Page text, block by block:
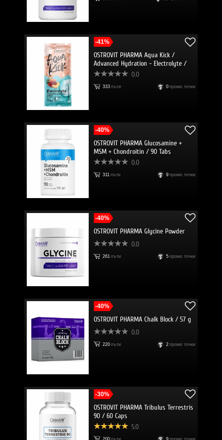
-41%
OSTROVIT PHARMA Aqua Kick /
Advanced Hydration - Electrolyte /
Sachet
0.0
333 пъти 0 промо точки
-40%
OSTROVIT PHARMA Glucosamine +
MSM + Chondroitin / 90 Tabs
0.0
311 пъти 9 промо точки
-40%
OSTROVIT PHARMA Glycine Powder
0.0
261 пъти 5 промо точки
-40%
OSTROVIT PHARMA Chalk Block / 57 g
0.0
220 пъти 2 промо точки
-30%
OSTROVIT PHARMA Tribulus Terrestris
90 / 60 Caps
5.0
200 пъти 9 промо точки